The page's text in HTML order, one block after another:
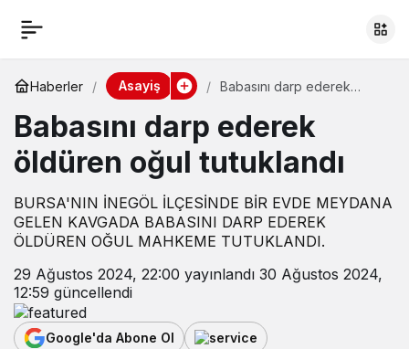
Haberler Asayiş
Babasını darp ederek
Babasını darp ederek
öldüren oğul tutuklandı
BURSA'NIN İNEGÖL İLÇESİNDE BİR EVDE MEYDANA
GELEN KAVGADA BABASINI DARP EDEREK
ÖLDÜREN OĞUL MAHKEME TUTUKLANDI.
29 Ağustos 2024, 22:00 yayınlandı 30 Ağustos 2024,
12:59 güncellendi
Google'da Abone Ol